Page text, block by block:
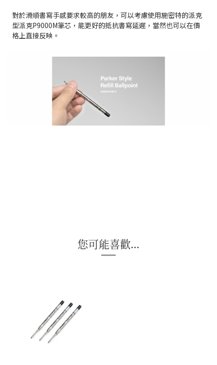
對於滑順書寫手感要求較高的朋友，可以考慮使用施密特的派克
型派克P9000M筆芯，能更好的抵抗書寫延遲，當然也可以在價
格上直接反映。
您可能喜歡...